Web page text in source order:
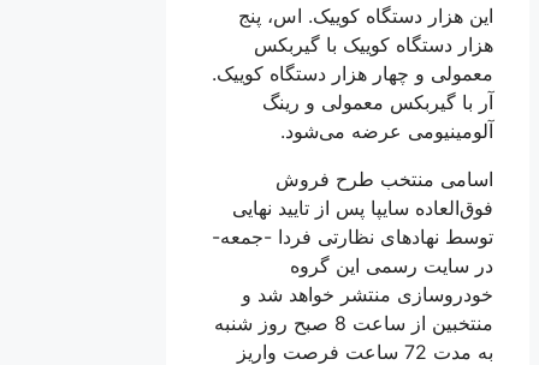
این هزار دستگاه کوییک. اس، پنج
هزار دستگاه کوییک با گیربکس
معمولی و چهار هزار دستگاه کوییک.
آر با گیربکس معمولی و رینگ
آلومینیومی عرضه می‌شود.
اسامی منتخب طرح فروش
فوق‌العاده سایپا پس از تايید نهایی
توسط نهاد‌های نظارتی فردا -جمعه-
در سایت رسمی این گروه
خودروسازی منتشر خواهد شد و
منتخبین از ساعت 8 صبح روز شنبه
به مدت 72 ساعت فرصت واریز